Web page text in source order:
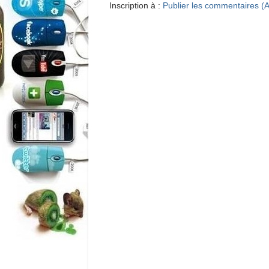
Inscription à : Publier les commentaires